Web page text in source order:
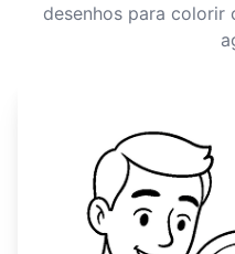
desenhos para colorir